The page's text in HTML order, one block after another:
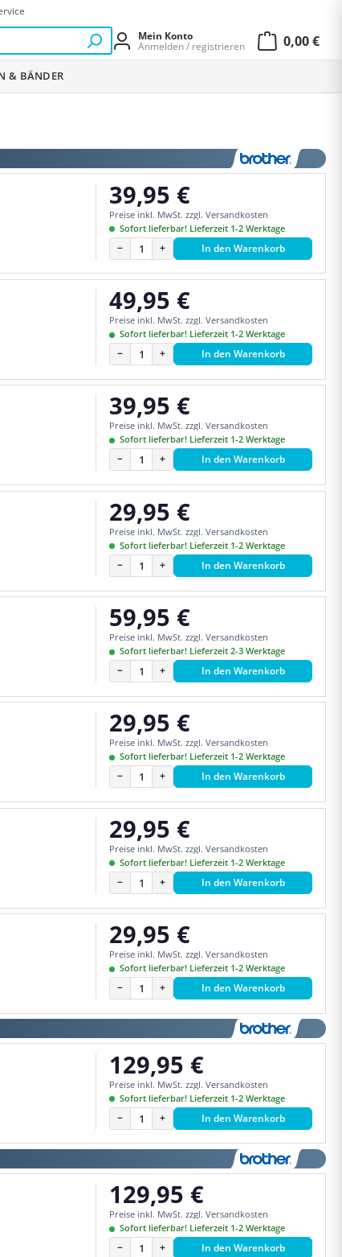
Mein Konto
Anmelden / registrieren
0,00 €
& BÄNDER
Regulärer Preis:
39,95 €
Preise inkl. MwSt. zzgl. Versandkosten
Sofort lieferbar! Lieferzeit 1-2 Werktage
− + In den Warenkorb
Regulärer Preis:
49,95 €
Preise inkl. MwSt. zzgl. Versandkosten
Sofort lieferbar! Lieferzeit 1-2 Werktage
− + In den Warenkorb
Regulärer Preis:
39,95 €
Preise inkl. MwSt. zzgl. Versandkosten
Sofort lieferbar! Lieferzeit 1-2 Werktage
− + In den Warenkorb
Regulärer Preis:
29,95 €
Preise inkl. MwSt. zzgl. Versandkosten
Sofort lieferbar! Lieferzeit 1-2 Werktage
− + In den Warenkorb
Regulärer Preis:
59,95 €
Preise inkl. MwSt. zzgl. Versandkosten
Sofort lieferbar! Lieferzeit 2-3 Werktage
− + In den Warenkorb
Regulärer Preis:
29,95 €
Preise inkl. MwSt. zzgl. Versandkosten
Sofort lieferbar! Lieferzeit 1-2 Werktage
− + In den Warenkorb
Regulärer Preis:
29,95 €
Preise inkl. MwSt. zzgl. Versandkosten
Sofort lieferbar! Lieferzeit 1-2 Werktage
− + In den Warenkorb
Regulärer Preis:
29,95 €
Preise inkl. MwSt. zzgl. Versandkosten
Sofort lieferbar! Lieferzeit 1-2 Werktage
− + In den Warenkorb
Regulärer Preis:
129,95 €
Preise inkl. MwSt. zzgl. Versandkosten
Sofort lieferbar! Lieferzeit 1-2 Werktage
− + In den Warenkorb
Regulärer Preis:
129,95 €
Preise inkl. MwSt. zzgl. Versandkosten
Sofort lieferbar! Lieferzeit 1-2 Werktage
− + In den Warenkorb